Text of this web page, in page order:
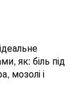
як: біль під
мозолі і